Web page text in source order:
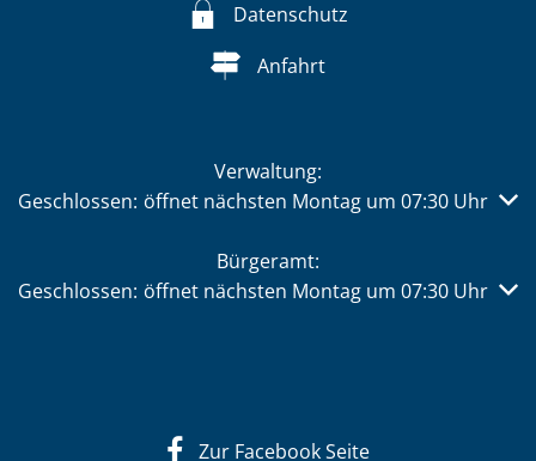
Datenschutz
Anfahrt
Verwaltung:
Klicken, um weitere Öffnungs- oder Schließzeiten
Geschlossen: öffnet nächsten Montag um 07:30 Uhr
Bürgeramt:
Klicken, um weitere Öffnungs- oder Schließzeiten
Geschlossen: öffnet nächsten Montag um 07:30 Uhr
Zur Facebook Seite